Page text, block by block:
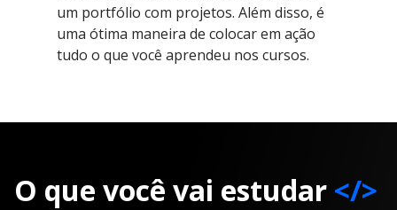
um portfólio com projetos. Além disso, é
uma ótima maneira de colocar em ação
tudo o que você aprendeu nos cursos.
O que você vai estudar </>